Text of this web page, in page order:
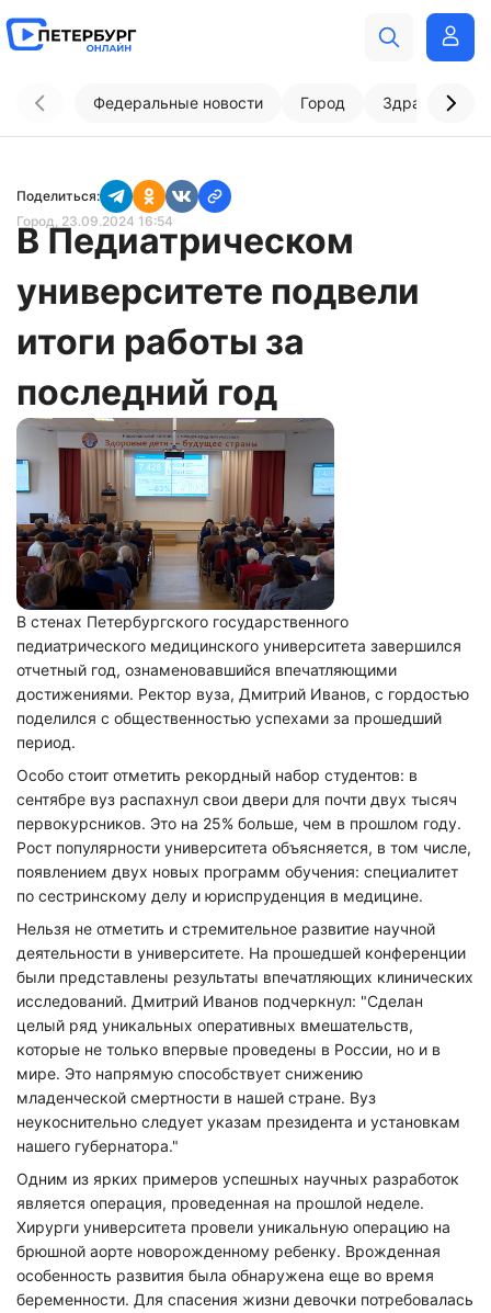
Федеральные новости Город
Поделиться:
Город, 23.09.2024 16:54
В Педиатрическом
университете подвели
итоги работы за
последний год
В стенах Петербургского государственного
педиатрического медицинского университета завершился
отчетный год, ознаменовавшийся впечатляющими
достижениями. Ректор вуза, Дмитрий Иванов, с гордостью
поделился с общественностью успехами за прошедший
период.
Особо стоит отметить рекордный набор студентов: в
сентябре вуз распахнул свои двери для почти двух тысяч
первокурсников. Это на 25% больше, чем в прошлом году.
Рост популярности университета объясняется, в том числе,
появлением двух новых программ обучения: специалитет
по сестринскому делу и юриспруденция в медицине.
Нельзя не отметить и стремительное развитие научной
деятельности в университете. На прошедшей конференции
были представлены результаты впечатляющих клинических
исследований. Дмитрий Иванов подчеркнул: "Сделан
целый ряд уникальных оперативных вмешательств,
которые не только впервые проведены в России, но и в
мире. Это напрямую способствует снижению
младенческой смертности в нашей стране. Вуз
неукоснительно следует указам президента и установкам
нашего губернатора."
Одним из ярких примеров успешных научных разработок
является операция, проведенная на прошлой неделе.
Хирурги университета провели уникальную операцию на
брюшной аорте новорожденному ребенку. Врожденная
особенность развития была обнаружена еще во время
беременности. Для спасения жизни девочки потребовалась